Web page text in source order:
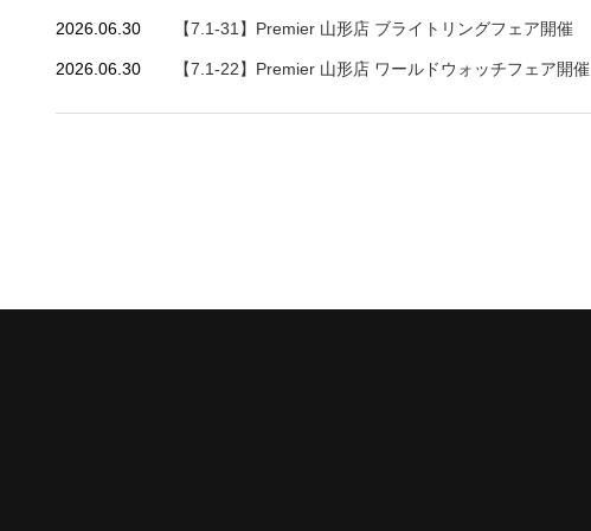
2026.06.30 【7.1-31】Premier 山形店 ブライトリングフェア開催
2026.06.30 【7.1-22】Premier 山形店 ワールドウォッチフェア開催